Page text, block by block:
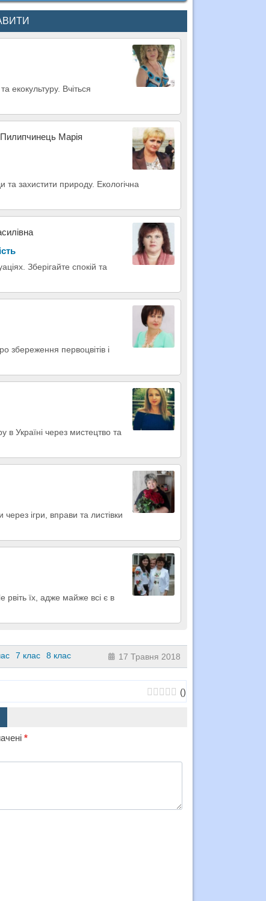
екокультуру. Вчіться
Пилипчинець Марія
захистити природу. Екологічна
Зберігайте спокій та
збереження первоцвітів і
в Україні через мистецтво та
ігри, вправи та листівки
рвіть їх, адже майже всі є в
7 клас 8 клас 17 Травня 2018
()
*